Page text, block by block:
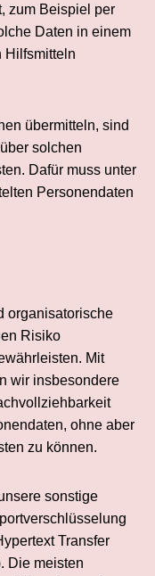
zum Beispiel per
Daten in einem
Hilfsmitteln
übermitteln, sind
solchen
Dafür muss unter
Personendaten
organisatorische
Risiko
Mit
wir insbesondere
ohne aber
zu können.
sonstige
Transfer
Die meisten